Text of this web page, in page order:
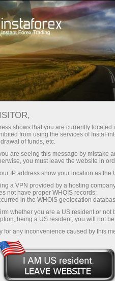
يمكنك الوصول إلى
1:5000، وبعض من أفضل فروق
في السوق، وظروف
الأسهم والمؤشرات
مكافأة تصل إلى
إيداعه، والاستفادة من
صغير الحجم
30% مكافأة
لكل إيداع
سرعة
وعلى الطريق السريع
الشخصية الكبرى
قم بإيداع المبلغ في حسابك باستخدام $333 — اختر هدية
تصل قيمتها إلى $1,500
تداول بدون مخاطرة -
shows that you are currently
from using the services of
of funds, etc.
are seeing this message by mistake
you must leave the website in
IP address show your location as the
a VPN provided by a hosting
not have proper WHOIS records;
in the WHOIS geolocation
whether you are a US resident or
being a US resident, you will not
for any inconvenience caused by this